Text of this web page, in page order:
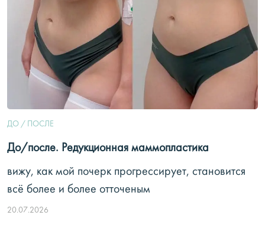
ДО / ПОСЛЕ
До/после. Редукционная маммопластика
вижу, как мой почерк прогрессирует, становится
всё более и более отточеным
20.07.2026